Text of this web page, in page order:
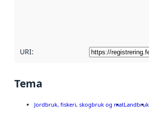
URI:
Tema
Jordbruk, fiskeri, skogbruk og matLandbruk